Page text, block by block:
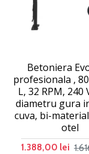
Betoniera
profesionala ,
L, 32 RPM, 240
diametru gura
cuva, bi-
otel
1.388,00 lei